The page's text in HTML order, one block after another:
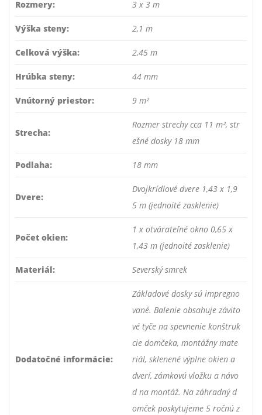
Rozmery: 3 x 3 m
Výška steny: 2,1 m
Celková výška: 2,45 m
Hrúbka steny: 44 mm
Vnútorný priestor: 9 m²
Strecha:
Rozmer strechy cca 11 m², str
ešné dosky 18 mm
Podlaha: 18 mm
Dvere:
Dvojkrídlové dvere 1,43 x 1,9
5 m (jednoité zasklenie)
Počet okien:
1 x otvárateľné okno 0,65 x
1,43 m (jednoité zasklenie)
Materiál: Severský smrek
Dodatočné informácie:
Základové dosky sú impregno
vané. Balenie obsahuje závito
vé tyče na spevnenie konštruk
cie domčeka, montážny mate
riál, sklenené výplne okien a
dverí, zámkovú vložku a návo
d na montáž. Na záhradný d
omček poskytujeme 5 ročnú z